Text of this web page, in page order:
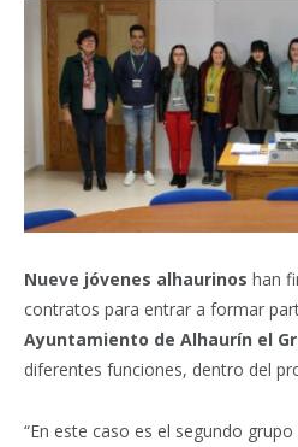
Nueve jóvenes alhaurinos han
contratos para entrar a formar
Ayuntamiento de Alhaurín el
diferentes funciones, dentro del
“En este caso es el segundo